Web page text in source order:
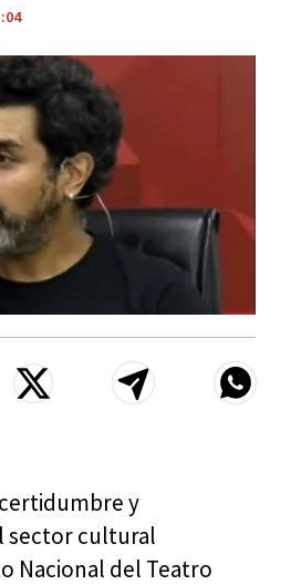
y
sector cultural
Nacional del Teatro